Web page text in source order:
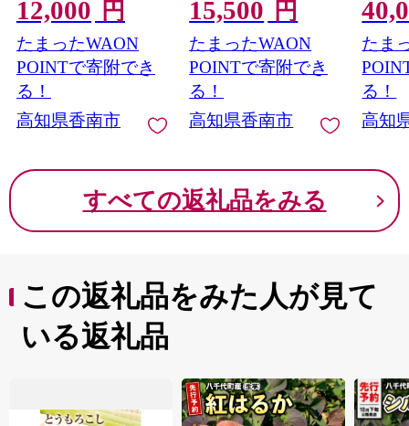
たん ブンタン 訳アリ
キズ 特産品 送料無料
高知県農業協同組合
JA くだもの ざぼん ザ
ボン ボンタン さわや
か デザート スイーツ
フレッシュ おやつ 癖
ぱい 酸味 オレンジ
瑞々しい みずみずし
い 美味しい おいしい
ご自宅用 箱入り 旬 皮
グルト 朝食 高知県 香
南市 ku-0058
12,000 円
たまったWAON
POINTで寄附でき
る！
高知県香南市
に取り上げられまし
た！ yu-0045
15,500 円
たまったWAON
POINTで寄附でき
る！
高知県香南市
朝ど
類 海
焼き
しゃぶ
き魚
のし対
高知県
たま
る！
高知
すべての返礼品をみる
この返礼品をみた人が見て
いる返礼品